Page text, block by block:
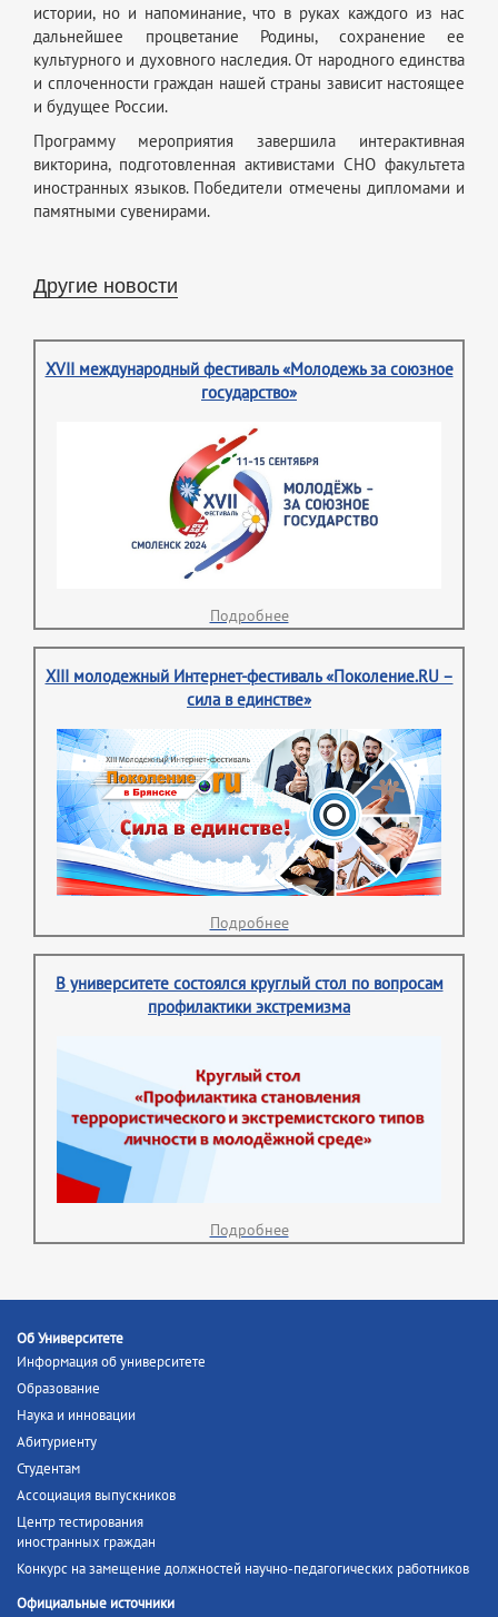
истории, но и напоминание, что в руках каждого из нас
дальнейшее процветание Родины, сохранение ее
культурного и духовного наследия. От народного единства
и сплоченности граждан нашей страны зависит настоящее
и будущее России.
Программу мероприятия завершила интерактивная
викторина, подготовленная активистами СНО факультета
иностранных языков. Победители отмечены дипломами и
памятными сувенирами.
Другие новости
XVII международный фестиваль «Молодежь за союзное
государство»
Подробнее
XIII молодежный Интернет-фестиваль «Поколение.RU –
сила в единстве»
Подробнее
В университете состоялся круглый стол по вопросам
профилактики экстремизма
Подробнее
Об Университете
Информация об университете
Образование
Наука и инновации
Абитуриенту
Студентам
Ассоциация выпускников
Центр тестирования
иностранных граждан
Конкурс на замещение должностей научно-педагогических работников
Официальные источники